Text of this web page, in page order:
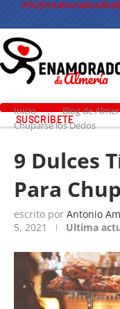
SUSCRÍBETE
Inicio Blog de
Chuparse los Dedos
9 Dulces
Para
escrito por Antonio
5, 2021
Ultima